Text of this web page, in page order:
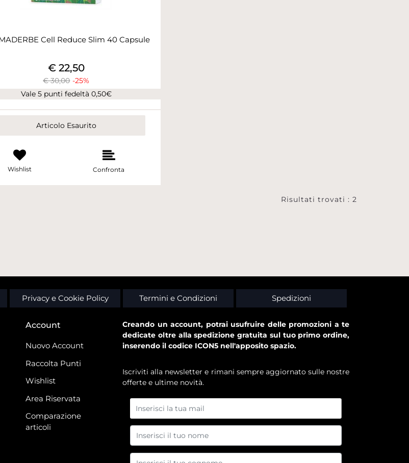
Cell Reduce Slim 40 Capsule
€ 30,00 -25%
€ 22,50
Vale 5 punti fedeltà 0,50€
Articolo Esaurito
Wishlist Confronta
Risultati trovati : 2
Privacy e Cookie Policy Termini e Condizioni Spedizioni
Account
Nuovo Account
Raccolta Punti
Wishlist
Area Riservata
Comparazione
articoli
Creando un account, potrai usufruire delle promozioni a te
dedicate oltre alla spedizione gratuita sul tuo primo ordine,
inserendo il codice ICON5 nell'apposito spazio.
Iscriviti alla newsletter e rimani sempre aggiornato sulle nostre
offerte e ultime novità.